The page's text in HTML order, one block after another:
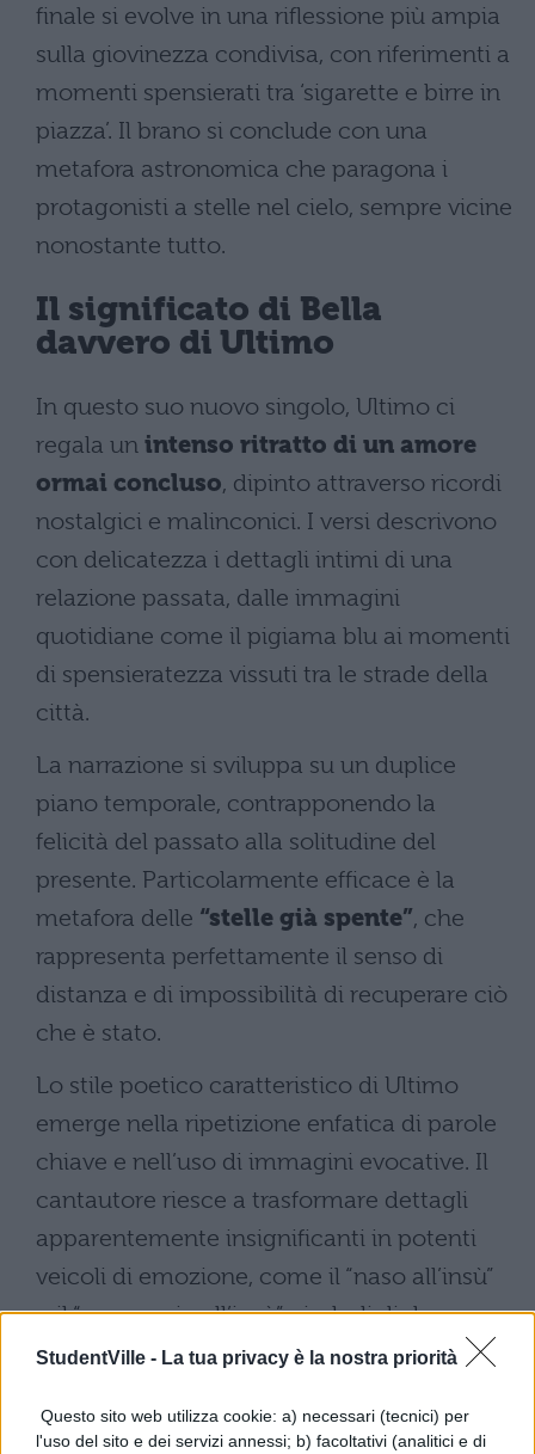
StudentVille - La tua privacy è la nostra priorità
Questo sito web utilizza cookie: a) necessari (tecnici) per
l'uso del sito e dei servizi annessi; b) facoltativi (analitici e di
finale si evolve in una riflessione più ampia
sulla giovinezza condivisa, con riferimenti a
momenti spensierati tra ‘sigarette e birre in
piazza’. Il brano si conclude con una
metafora astronomica che paragona i
protagonisti a stelle nel cielo, sempre vicine
nonostante tutto.
Il significato di Bella
davvero di Ultimo
In questo suo nuovo singolo, Ultimo ci
regala un intenso ritratto di un amore
ormai concluso, dipinto attraverso ricordi
nostalgici e malinconici. I versi descrivono
con delicatezza i dettagli intimi di una
relazione passata, dalle immagini
quotidiane come il pigiama blu ai momenti
di spensieratezza vissuti tra le strade della
città.
La narrazione si sviluppa su un duplice
piano temporale, contrapponendo la
felicità del passato alla solitudine del
presente. Particolarmente efficace è la
metafora delle “stelle già spente”, che
rappresenta perfettamente il senso di
distanza e di impossibilità di recuperare ciò
che è stato.
Lo stile poetico caratteristico di Ultimo
emerge nella ripetizione enfatica di parole
chiave e nell’uso di immagini evocative. Il
cantautore riesce a trasformare dettagli
apparentemente insignificanti in potenti
veicoli di emozione, come il “naso all’insù”
o il “cappuccio all’insù”, simboli di due
anime che, pur nella loro diversità, si
Nonostante la consapevolezza della fine, il